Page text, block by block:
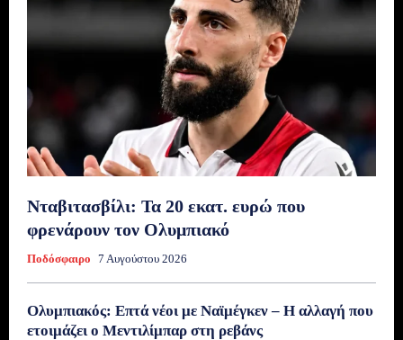
Νταβιτασβίλι: Τα 20 εκατ. ευρώ που
φρενάρουν τον Ολυμπιακό
Ποδόσφαιρο 7 Αυγούστου 2026
Ολυμπιακός: Επτά νέοι με Ναϊμέγκεν – Η αλλαγή που
ετοιμάζει ο Μεντιλίμπαρ στη ρεβάνς